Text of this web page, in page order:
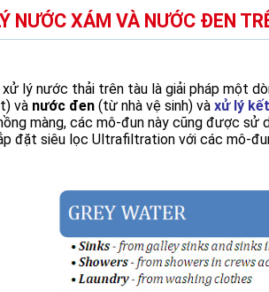
NƯỚC XÁM VÀ NƯỚC ĐEN
xử lý nước thải trên tàu là giải pháp một
và nước đen (từ nhà vệ sinh) và xử lý
màng, các mô-đun này cũng được
đặt siêu lọc Ultrafiltration với các mô-